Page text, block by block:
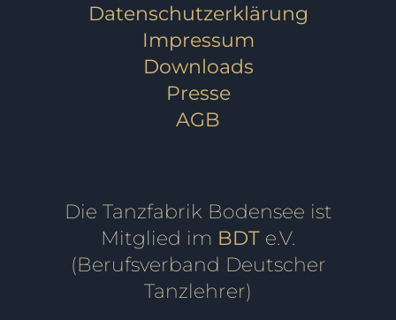
Datenschutzerklärung
Impressum
Downloads
Presse
AGB
Die Tanzfabrik Bodensee ist
Mitglied im BDT e.V.
(Berufsverband Deutscher
Tanzlehrer)